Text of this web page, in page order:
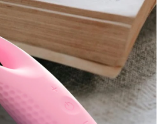
4 Men
anti-aging massage
4 mini
skin, T-zone
2 eyes & lips
line smoothing device
護理
anti-aging skincare
LED
and red light therapy
3 mini
therapy device for young skin
plus
silicone sonic toothbrush
smile
sonic toothbrush
aging
LED 護理
NEW
NEW
預計送達日期8/15/26
預計送達日期 8/15/26
預計送達日期 8/11/26
預計送達日期 8/15/26